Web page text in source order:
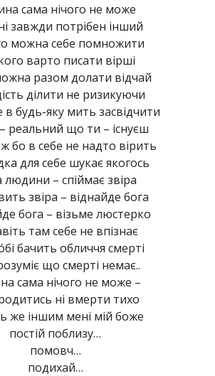
сама нічого не може
завжди потрібен інший
можна себе помножити
варто писати вірші
разом долати відчай
ділити не ризикуючи
будь-яку мить засвідчити
реальний що ти – існуєш
бо в себе не надто вірить
для себе шукає якогось
людини – спіймає звіра
звіра – віднайде бога
бога – візьме люстерко
там себе не впізнає
бачить обличчя смерті
що смерті немає..
сама нічого не може –
ні вмерти тихо
же іншим мені мій боже
постій поблизу…
помовч…
подихай…